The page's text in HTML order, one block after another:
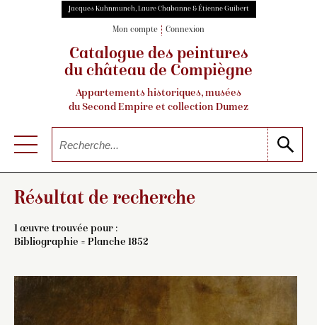
Jacques Kuhnmunch, Laure Chabanne & Étienne Guibert
Mon compte Connexion
Catalogue des peintures
du château de Compiègne
Appartements historiques, musées
du Second Empire et collection Dumez
Résultat de recherche
1 œuvre trouvée pour :
Bibliographie = Planche 1852